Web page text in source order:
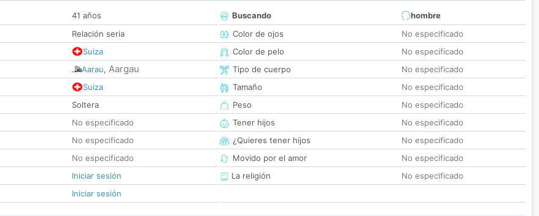
41 años
Relación seria
Suiza
Aarau, Aargau
Suiza
Soltera
No especificado
No especificado
No especificado
Iniciar sesión
Iniciar sesión
Buscando
hombre
Color de ojos
No especificado
Color de pelo
No especificado
Tipo de cuerpo
No especificado
Tamaño
No especificado
Peso
No especificado
Tener hijos
No especificado
¿Quieres tener hijos
No especificado
Movido por el amor
No especificado
La religión
No especificado